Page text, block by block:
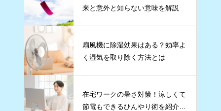
来と意外と知らない意味を解説
扇風機に除湿効果はある？効率よ
く湿気を取り除く方法とは
在宅ワークの暑さ対策！涼しくて
節電もできるひんやり術を紹介し